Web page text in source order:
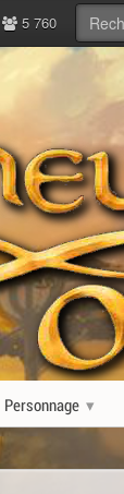
5 760
Personnage